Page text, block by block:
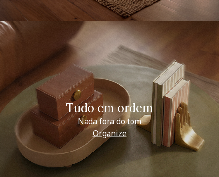
Tudo em ordem
Nada fora do tom
Organize